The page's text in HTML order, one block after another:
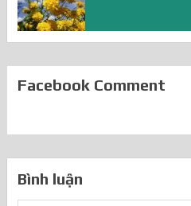
Facebook Comment
Bình luận